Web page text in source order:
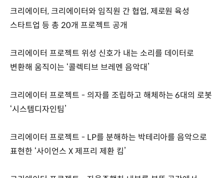
크리에이터, 크리에이터와 임직원 간 협업, 제로원 육성
스타트업 등 총 20개 프로젝트 공개
크리에이터 프로젝트 위성 신호가 내는 소리를 데이터로
변환해 움직이는 ‘콜렉티브 브레멘 음악대’
크리에이터 프로젝트 - 의자를 조립하고 해체하는 6대의 로봇
‘시스템디자인팀’
크리에이터 프로젝트 - LP를 분해하는 박테리아를 음악으로
표현한 ‘사이언스 X 제프리 제환 킴’